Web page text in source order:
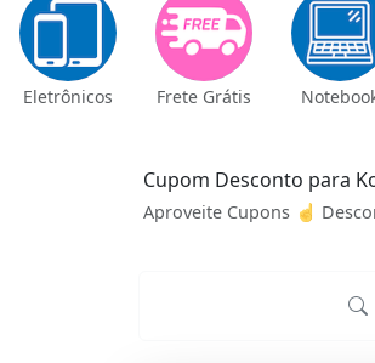
Eletrônicos Frete Grátis
Cupom Desconto para
Aproveite Cupons ☝